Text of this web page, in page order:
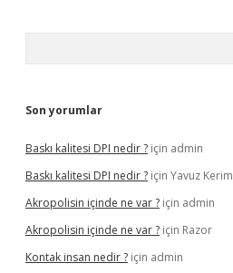
Son yorumlar
Baskı kalitesi DPI nedir ? için admin
Baskı kalitesi DPI nedir ? için Yavuz Kerim
Akropolisin içinde ne var ? için admin
Akropolisin içinde ne var ? için Razor
Kontak insan nedir ? için admin